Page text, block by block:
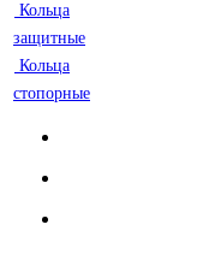
Кольца
защитные
Кольца
стопорные